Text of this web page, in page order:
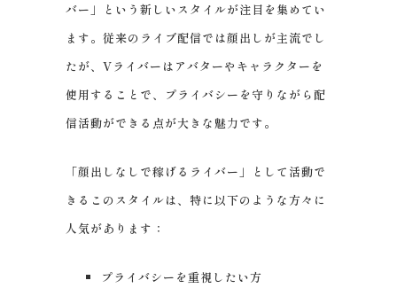
バー」という新しいスタイルが注目を集めてい
ます。従来のライブ配信では顔出しが主流でし
たが、Vライバーはアバターやキャラクターを
使用することで、プライバシーを守りながら配
信活動ができる点が大きな魅力です。
「顔出しなしで稼げるライバー」として活動で
きるこのスタイルは、特に以下のような方々に
人気があります：
プライバシーを重視したい方